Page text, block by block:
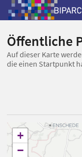
Öffentliche
Auf dieser Karte
die einen Startpunkt
+
−